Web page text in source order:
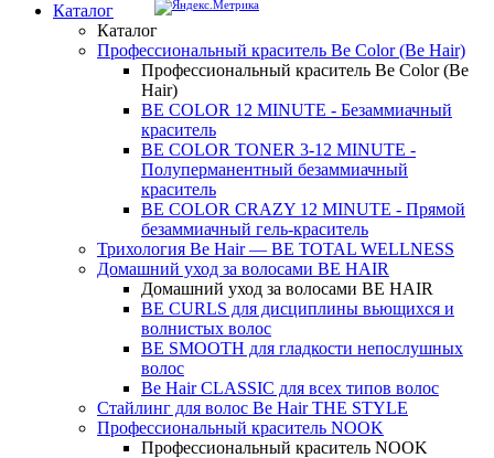
Каталог
Каталог
Профессиональный краситель Be Color (Be Hair)
Профессиональный краситель Be Color (Be
Hair)
BE COLOR 12 MINUTE - Безаммиачный
краситель
BE COLOR TONER 3-12 MINUTE -
Полуперманентный безаммиачный
краситель
BE COLOR CRAZY 12 MINUTE - Прямой
безаммиачный гель-краситель
Трихология Be Hair — BE TOTAL WELLNESS
Домашний уход за волосами BE HAIR
Домашний уход за волосами BE HAIR
BE CURLS для дисциплины вьющихся и
волнистых волос
BE SMOOTH для гладкости непослушных
волос
Be Hair CLASSIC для всех типов волос
Стайлинг для волос Be Hair THE STYLE
Профессиональный краситель NOOK
Профессиональный краситель NOOK